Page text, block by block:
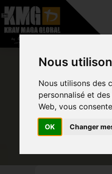
Nous
Nous utilisons des
personnalisé et
Web, vous
OK Changer